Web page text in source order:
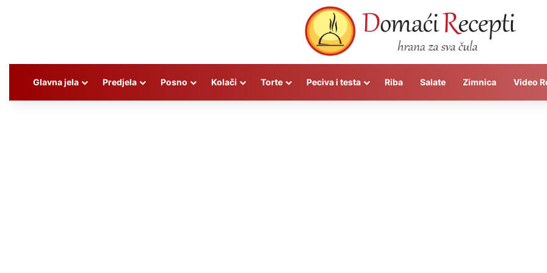
Glavna jela Predjela Posno Kolači Torte Peciva i testa Riba Salate Zimnica Video